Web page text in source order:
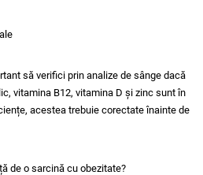
să verifici prin analize de sânge dacă
vitamina B12, vitamina D și zinc sunt în
acestea trebuie corectate înainte de
de o sarcină cu obezitate?